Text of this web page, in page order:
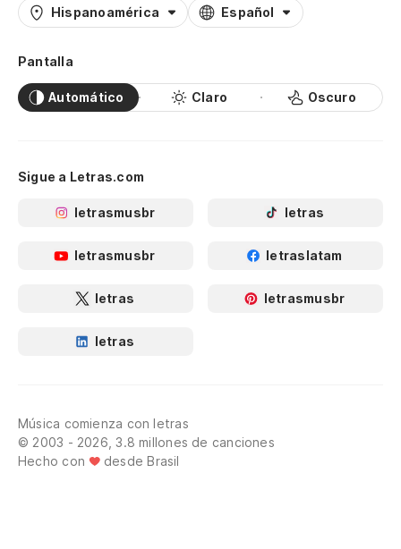
Hispanoamérica Español
Pantalla
Automático Claro Oscuro
Sigue a Letras.com
letrasmusbr letras
letrasmusbr letraslatam
letras letrasmusbr
letras
Música comienza con letras
© 2003 - 2026, 3.8 millones de canciones
Hecho con
desde Brasil